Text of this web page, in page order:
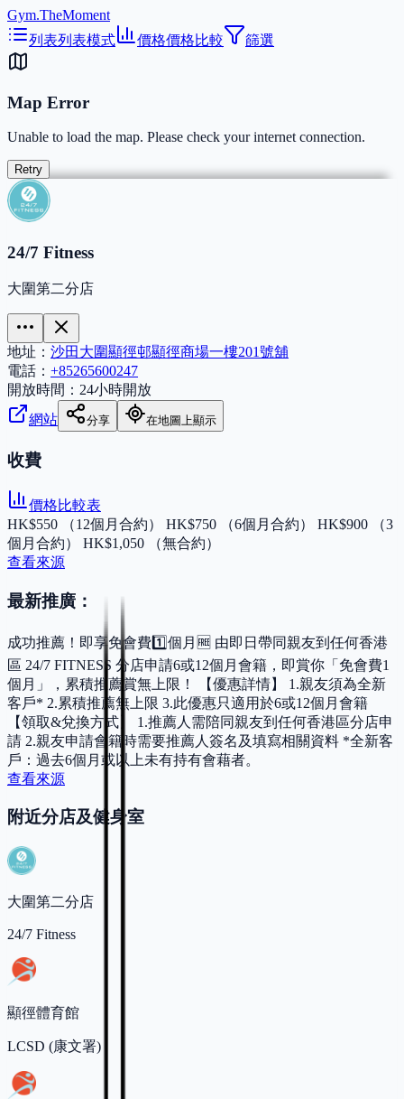
Gym.TheMoment
列表列表模式 價格價格比較 篩選
Map Error
Unable to load the map. Please check your internet connection.
Retry
24/7 Fitness
大圍第二分店
地址： 沙田大圍顯徑邨顯徑商場一樓201號舖
電話： +85265600247
開放時間： 24小時開放
網站
分享 在地圖上顯示
收費
價格比較表
HK$550 （12個月合約） HK$750 （6個月合約） HK$900 （3
個月合約） HK$1,050 （無合約）
查看來源
最新推廣：
成功推薦！即享免會費1️⃣個月🆓 由即日帶同親友到任何香港
區 24/7 FITNESS 分店申請6或12個月會籍，即賞你「免會費1
個月」，累積推薦賞無上限！ 【優惠詳情】 1.親友須為全新
客戶* 2.累積推薦無上限 3.此優惠只適用於6或12個月會籍
【領取&兌換方式】 1.推薦人需陪同親友到任何香港區分店申
請 2.親友申請會籍時需要推薦人簽名及填寫相關資料 *全新客
戶：過去6個月或以上未有持有會藉者。
查看來源
附近分店及健身室
大圍第二分店
24/7 Fitness
顯徑體育館
LCSD (康文署)